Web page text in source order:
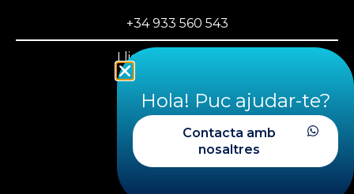
+34 933 560 543
Llicència federativa
PLAYOFF FECDAS
Àrea privada
Transparència
Hola! Puc ajudar-te?
Contacta amb
nosaltres